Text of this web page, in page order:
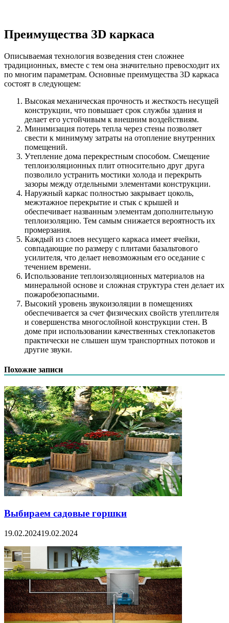
Преимущества ЗD каркаса
Описываемая технология возведения стен сложнее
традиционных, вместе с тем она значительно превосходит их
по многим параметрам. Основные преимущества 3D каркаса
состоят в следующем:
Высокая механическая прочность и жесткость несущей
конструкции, что повышает срок службы здания и
делает его устойчивым к внешним воздействиям.
Минимизация потерь тепла через стены позволяет
свести к минимуму затраты на отопление внутренних
помещений.
Утепление дома перекрестным способом. Смещение
теплоизоляционных плит относительно друг друга
позволило устранить мостики холода и перекрыть
зазоры между отдельными элементами конструкции.
Наружный каркас полностью закрывает цоколь,
межэтажное перекрытие и стык с крышей и
обеспечивает названным элементам дополнительную
теплоизоляцию. Тем самым снижается вероятность их
промерзания.
Каждый из слоев несущего каркаса имеет ячейки,
совпадающие по размеру с плитами базальтового
усилителя, что делает невозможным его оседание с
течением времени.
Использование теплоизоляционных материалов на
минеральной основе и сложная структура стен делает их
пожаробезопасными.
Высокий уровень звукоизоляции в помещениях
обеспечивается за счет физических свойств утеплителя
и совершенства многослойной конструкции стен. В
доме при использовании качественных стеклопакетов
практически не слышен шум транспортных потоков и
другие звуки.
Похожие записи
Выбираем садовые горшки
19.02.202419.02.2024